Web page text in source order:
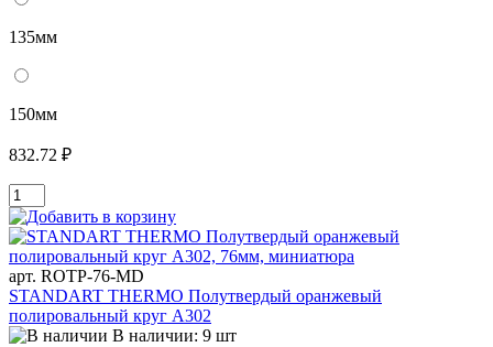
135мм
150мм
832.72 ₽
арт. ROTP-76-MD
STANDART THERMO Полутвердый оранжевый
полировальный круг A302
В наличии: 9 шт